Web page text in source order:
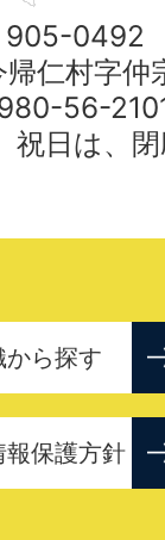
905-0492
仁村字仲
56-
祝日は、
から探す
報保護方針